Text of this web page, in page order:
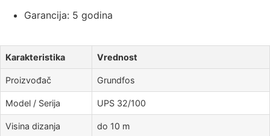
Garancija: 5 godina
Karakteristika Vrednost
Proizvođač Grundfos
Model / Serija UPS 32/100
Visina dizanja do 10 m